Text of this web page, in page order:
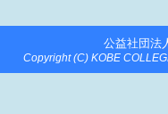
公益社団法
Copyright (C) KOBE